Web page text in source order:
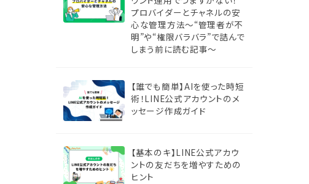
プロバイダーとチャネルの安
心な管理方法〜“管理者が不
明”や“権限バラバラ”で詰んで
しまう前に読む記事〜
【誰でも簡単】AIを使った時短
術！LINE公式アカウントのメ
ッセージ作成ガイド
【基本のキ】LINE公式アカウ
ントの友だちを増やすための
ヒント